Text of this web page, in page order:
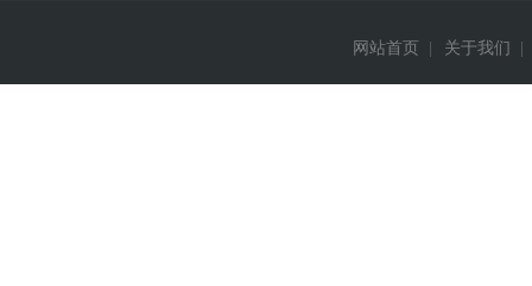
网站首页 关于我们